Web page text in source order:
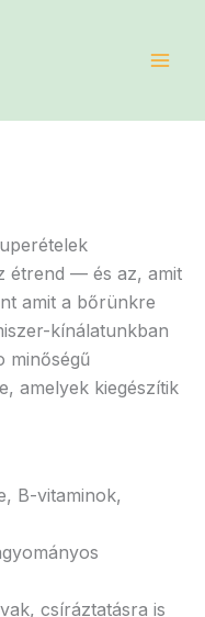
étrend — és az, amit
amit a bőrünkre
kínálatunkban
minőségű
amelyek kiegészítik
B-vitaminok,
csíráztatásra is